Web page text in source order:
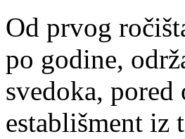
Od prvog
po godine,
svedoka,
establišment iz